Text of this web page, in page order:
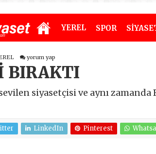
YEREL SPOR
yorum yap
BIRAKTI
siyasetçisi ve aynı zamanda
LinkedIn Pinterest